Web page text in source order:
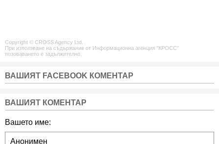
Copyright © CROSS Agency Ltd.
При използване на съдържание от Информационна агенция "КРОСС"
позоваването е задължително.
ВАШИЯТ FACEBOOK КОМЕНТАР
ВАШИЯТ КОМЕНТАР
Вашето име: